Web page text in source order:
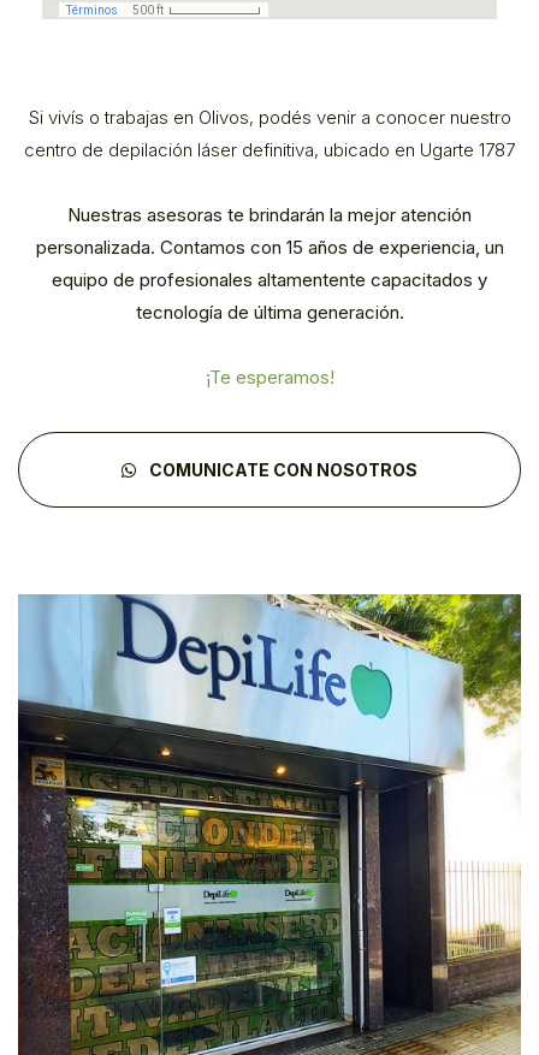
Si vivís o trabajas en Olivos, podés venir a conocer nuestro
centro de depilación láser definitiva, ubicado en Ugarte 1787
Nuestras asesoras te brindarán la mejor atención
personalizada. Contamos con 15 años de experiencia, un
equipo de profesionales altamentente capacitados y
tecnología de última generación.
¡Te esperamos!
COMUNICATE CON NOSOTROS